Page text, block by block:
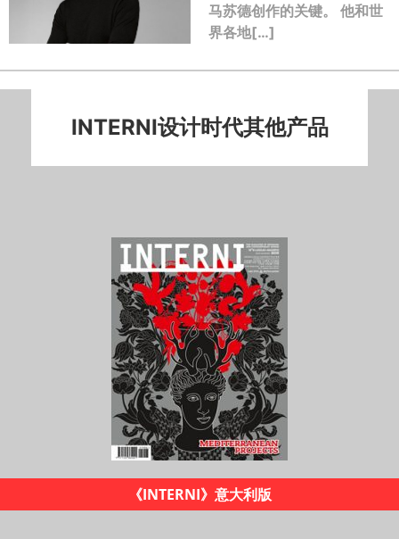
马苏德创作的关键。 他和世
界各地[…]
INTERNI设计时代其他产品
《INTERNI设计时代》杂志